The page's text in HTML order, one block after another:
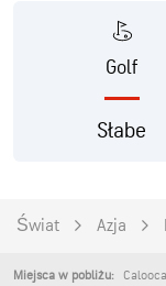
Golf
Słabe
Świat Azja
Miejsca w pobliżu: